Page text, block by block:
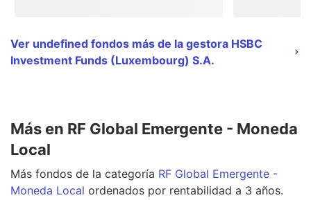
Ver undefined fondos más de la gestora HSBC
Investment Funds (Luxembourg) S.A.
Más en RF Global Emergente - Moneda
Local
Más fondos de la categoría RF Global Emergente -
Moneda Local ordenados por rentabilidad a 3 años.